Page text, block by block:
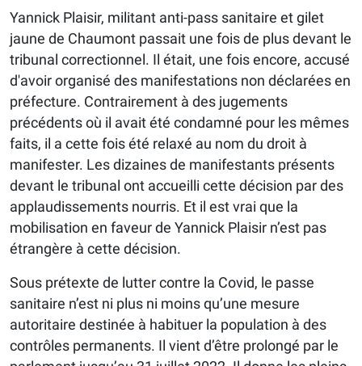
Yannick Plaisir, militant anti-pass sanitaire et gilet
jaune de Chaumont passait une fois de plus devant le
tribunal correctionnel. Il était, une fois encore, accusé
d'avoir organisé des manifestations non déclarées en
préfecture. Contrairement à des jugements
précédents où il avait été condamné pour les mêmes
faits, il a cette fois été relaxé au nom du droit à
manifester. Les dizaines de manifestants présents
devant le tribunal ont accueilli cette décision par des
applaudissements nourris. Et il est vrai que la
mobilisation en faveur de Yannick Plaisir n’est pas
étrangère à cette décision.
Sous prétexte de lutter contre la Covid, le passe
sanitaire n’est ni plus ni moins qu’une mesure
autoritaire destinée à habituer la population à des
contrôles permanents. Il vient d’être prolongé par le